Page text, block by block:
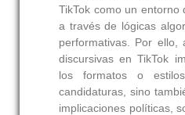
TikTok como un entorno
a través de lógicas
performativas. Por ello,
discursivas en TikTok
los formatos o
candidaturas, sino
implicaciones políticas,